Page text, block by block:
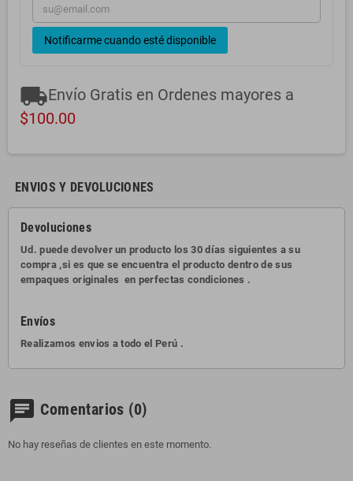
Notificarme cuando esté disponible
local_shippingEnvío Gratis en Ordenes mayores a
$100.00
ENVIOS Y DEVOLUCIONES
Devoluciones
Ud. puede devolver un producto los 30 días siguientes a su
compra ,si es que se encuentra el producto dentro de sus
empaques originales en perfectas condiciones .
Envíos
Realizamos envios a todo el Perú .
chat Comentarios (0)
No hay reseñas de clientes en este momento.